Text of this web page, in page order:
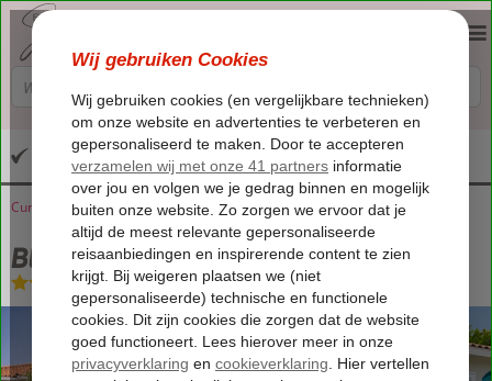
Altijd inclusief huurauto
Home
Curaçao Blauw Baai Blue Bay Lodges
Blue Bay Lodges
Logies-Appartement